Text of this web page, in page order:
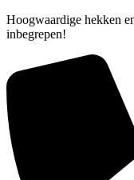
Hoogwaardige hekken
inbegrepen!